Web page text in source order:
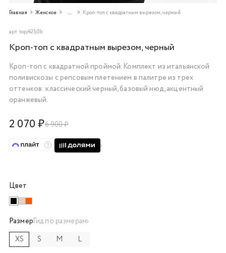
Главная Женское ... Кроп-топ с квадратным вырезом, черный
арт. top/425/3b
Кроп-топ с квадратным вырезом, черный
Кроп-топ с квадратной проймой. Комплект из итальянской
поливискозы с репсовым плетением в палитре из трех
оттенков: классический черный, базовый нюд, акцентный
оранжевый.
2 070 ₽6 900 ₽
Цвет
РазмерГид по размерам
XS
S M L
Оставшиеся75% будут
списыватьсяс вашей карты
по
Подробнее
об оплате Плайтом
Остались вопросы?
8 800 302-02-51